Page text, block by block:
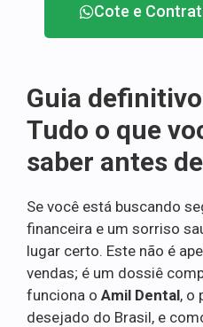
Cote e
Guia
Tudo o que
saber antes
Se você está buscando
financeira e um sorriso
lugar certo. Este não é
vendas; é um dossiê
funciona o Amil Dental, o
desejado do Brasil, e